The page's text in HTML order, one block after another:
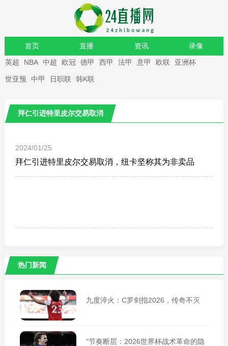
首页 直播 资讯 录像
重要赛事
英超 NBA 中超 欧冠 德甲 西甲 法甲 意甲 欧联 亚洲杯
世亚预 中甲 日职联 韩K联
拜仁引进特里皮尔交易取消
2024/01/25
拜仁引进特里皮尔交易取消，纽卡坚称其为非卖品
热门新闻
九度淬火：C罗剑指2026，传奇不灭
“节奏断层：2026世界杯战术革命的隐